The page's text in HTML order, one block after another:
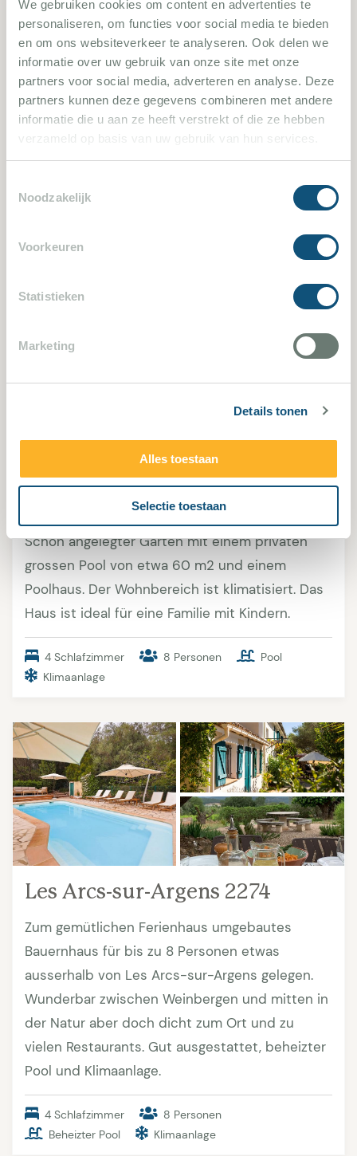
We gebruiken cookies om content en advertenties te
personaliseren, om functies voor social media te bieden
en om ons websiteverkeer te analyseren. Ook delen we
informatie over uw gebruik van onze site met onze
partners voor social media, adverteren en analyse. Deze
partners kunnen deze gegevens combineren met andere
informatie die u aan ze heeft verstrekt of die ze hebben
verzameld op basis van uw gebruik van hun services.
Noodzakelijk
Voorkeuren
Statistieken
Marketing
Details tonen
Alles toestaan
Selectie toestaan
Bormes-les-Mimosas. Moderne Villa für 6
Personen mit atemberaubendem Blick auf das
Meer und einer Inselgruppe, die im Volksmund
Iles d'Or (die Goldinseln) genannt werden. Die
Villa hat einen schönem Pool und liegt in
Gehentfernung (etwa 1 KM) zu Sandstränden.
Plan de la Tour 1773
Schön angelegter Garten mit einem privaten
grossen Pool von etwa 60 m2 und einem
Poolhaus. Der Wohnbereich ist klimatisiert. Das
Haus ist ideal für eine Familie mit Kindern.
4 Schlafzimmer 8 Personen
Pool
Klimaanlage
Les Arcs-sur-Argens 2274
Zum gemütlichen Ferienhaus umgebautes
Bauernhaus für bis zu 8 Personen etwas
ausserhalb von Les Arcs-sur-Argens gelegen.
Wunderbar zwischen Weinbergen und mitten in
der Natur aber doch dicht zum Ort und zu
vielen Restaurants. Gut ausgestattet, beheizter
Pool und Klimaanlage.
4 Schlafzimmer
8 Personen
Beheizter Pool
Klimaanlage